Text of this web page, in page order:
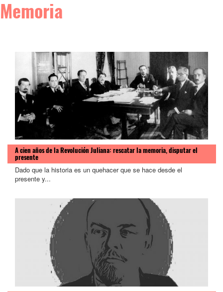
Memoria
A cien años de la Revolución Juliana: rescatar la memoria, disputar el
presente
Dado que la historia es un quehacer que se hace desde el
presente y...